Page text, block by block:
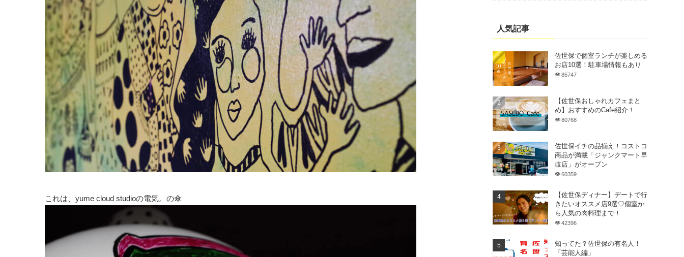
これは、yume cloud studioの電気。の傘
人気記事
佐世保で個室ランチが楽しめる
お店10選！駐車場情報もあり
85747
【佐世保おしゃれカフェまと
め】おすすめのCafe紹介！
80768
佐世保イチの品揃え！コストコ
商品が満載「ジャンクマート早
岐店」がオープン
60359
【佐世保ディナー】デートで行
きたいオススメ店9選♡個室か
ら人気の肉料理まで！
42396
知ってた？佐世保の有名人！
「芸能人編」